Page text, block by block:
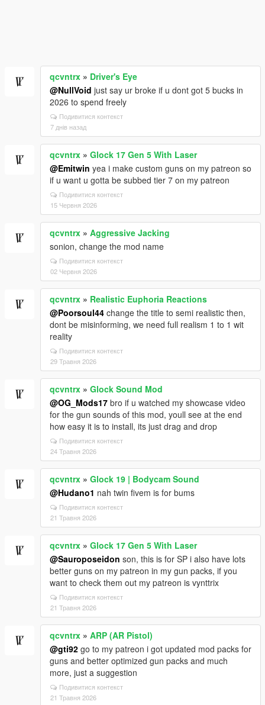
qcvntrx » Driver's Eye
@NullVoid just say ur broke if u dont got 5 bucks in
2026 to spend freely
Подивитися контекст
7 днів назад
qcvntrx » Glock 17 Gen 5 With Laser
@Emitwin yea i make custom guns on my patreon so
if u want u gotta be subbed tier 7 on my patreon
Подивитися контекст
15 Червня 2026
qcvntrx » Aggressive Jacking
sonion, change the mod name
Подивитися контекст
02 Червня 2026
qcvntrx » Realistic Euphoria Reactions
@Poorsoul44 change the title to semi realistic then,
dont be misinforming, we need full realism 1 to 1 wit
reality
Подивитися контекст
29 Травня 2026
qcvntrx » Glock Sound Mod
@OG_Mods17 bro if u watched my showcase video
for the gun sounds of this mod, youll see at the end
how easy it is to install, its just drag and drop
Подивитися контекст
24 Травня 2026
qcvntrx » Glock 19 | Bodycam Sound
@Hudano1 nah twin fivem is for bums
Подивитися контекст
21 Травня 2026
qcvntrx » Glock 17 Gen 5 With Laser
@Sauroposeidon son, this is for SP i also have lots
better guns on my patreon in my gun packs, if you
want to check them out my patreon is vynttrix
Подивитися контекст
21 Травня 2026
qcvntrx » ARP (AR Pistol)
@gti92 go to my patreon i got updated mod packs for
guns and better optimized gun packs and much
more, just a suggestion
Подивитися контекст
21 Травня 2026